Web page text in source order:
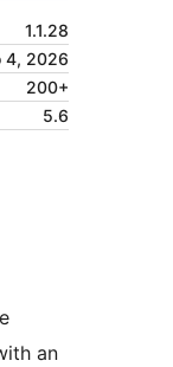
1.1.28
4, 2026
200+
5.6
an